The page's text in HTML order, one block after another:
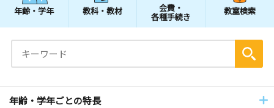
年齢・学年 教科・教材 会費・
各種手続き
教室検索
年齢・学年ごとの特長